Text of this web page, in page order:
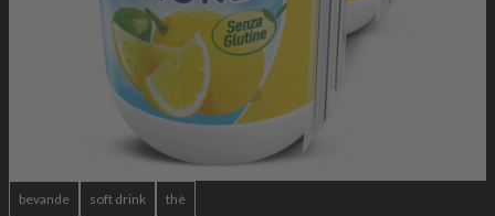
bevande soft drink thè